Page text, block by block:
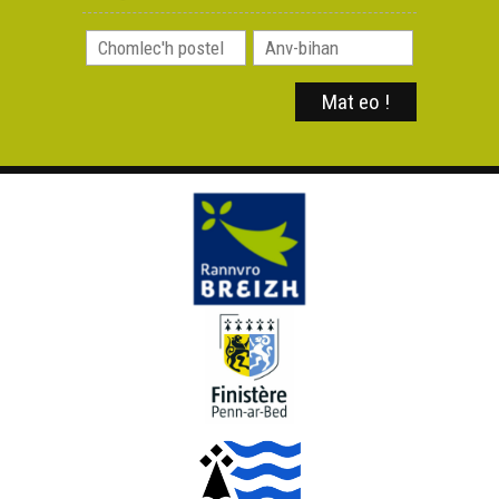
Petra 'zo nevez e brezhoneg evit an hañv 2024 ? -
Deiziataer Brezhoweb
Petra 'zo nevez e brezhoneg evit an distro-skol 2024 ?
Petra 'zo nevez e brezhoneg evit miz Here 2024 ?
(Deiziataer Brezhoweb)
Petra 'zo nevez e brezhoneg e miz Du 2024 ? (Deiziataer
Brezhoweb)
Petra 'zo nevez e brezhoneg evit an Nedeleg 2024 ?
(Deiziataer Brezhoweb)
Petra 'zo nevez e brezhoneg evit ar bloavezh nevez
2025 ? (Deiziataer Brezhoweb)
Petra 'zo nevez e brezhoneg evit miz C'hwevrer 2025 ?
(Deiziataer Brezhoweb)